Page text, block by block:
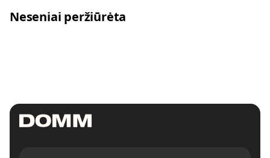
Neseniai peržiūrėta